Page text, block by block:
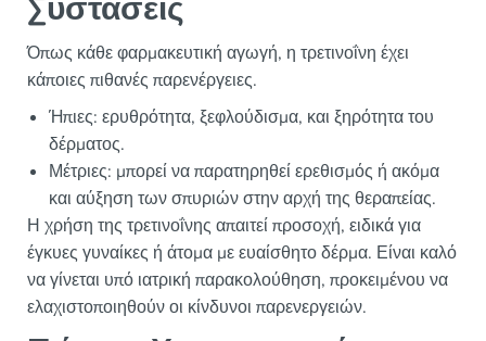
Συστάσεις
Όπως κάθε φαρμακευτική αγωγή, η τρετινοΐνη έχει
κάποιες πιθανές παρενέργειες.
Ήπιες: ερυθρότητα, ξεφλούδισμα, και ξηρότητα του
δέρματος.
Μέτριες: μπορεί να παρατηρηθεί ερεθισμός ή ακόμα
και αύξηση των σπυριών στην αρχή της θεραπείας.
Η χρήση της τρετινοΐνης απαιτεί προσοχή, ειδικά για
έγκυες γυναίκες ή άτομα με ευαίσθητο δέρμα. Είναι καλό
να γίνεται υπό ιατρική παρακολούθηση, προκειμένου να
ελαχιστοποιηθούν οι κίνδυνοι παρενεργειών.